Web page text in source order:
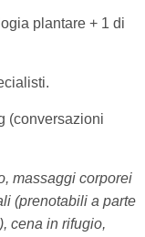
plantare + 1 di
(conversazioni
massaggi corporei
(prenotabili a parte
cena in rifugio,